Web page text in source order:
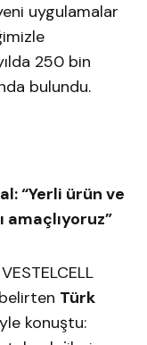
uygulamalar
250 bin
bulundu.
“Yerli ürün ve
amaçlıyoruz”
Türk
konuştu: